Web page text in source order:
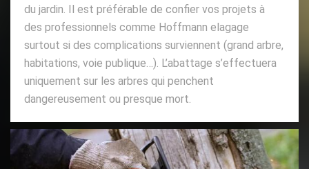
du jardin. Il est préférable de confier vos projets à
des professionnels comme Hoffmann elagage
surtout si des complications surviennent (grand arbre,
habitations, voie publique…). L’abattage s’effectuera
uniquement sur les arbres qui penchent
dangereusement ou presque mort.